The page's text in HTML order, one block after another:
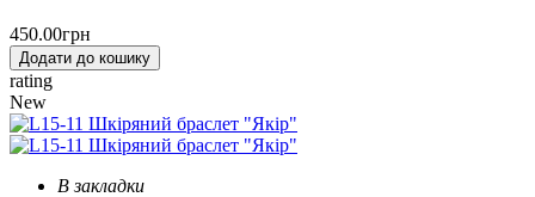
450.00грн
Додати до кошику
rating
New
В закладки